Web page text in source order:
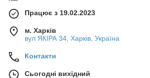
Працює з 19.02.2023
м. Харків
вул ЯКІРА 34, Харків, Україна
Контакти
Сьогодні вихідний